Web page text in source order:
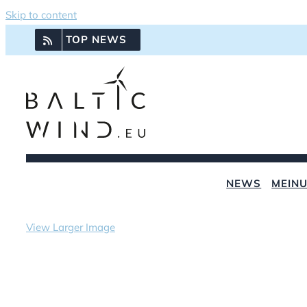
Skip to content
TOP NEWS
NEWS
View Larger Image